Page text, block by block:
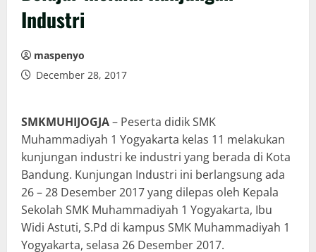
Industri
maspenyo
December 28, 2017
SMKMUHIJOGJA– Peserta didik SMK
Muhammadiyah 1 Yogyakarta kelas 11 melakukan
kunjungan industri ke industri yang berada di Kota
Bandung. Kunjungan Industri ini berlangsung ada
26 – 28 Desember 2017 yang dilepas oleh Kepala
Sekolah SMK Muhammadiyah 1 Yogyakarta, Ibu
Widi Astuti, S.Pd di kampus SMK Muhammadiyah 1
Yogyakarta, selasa 26 Desember 2017.